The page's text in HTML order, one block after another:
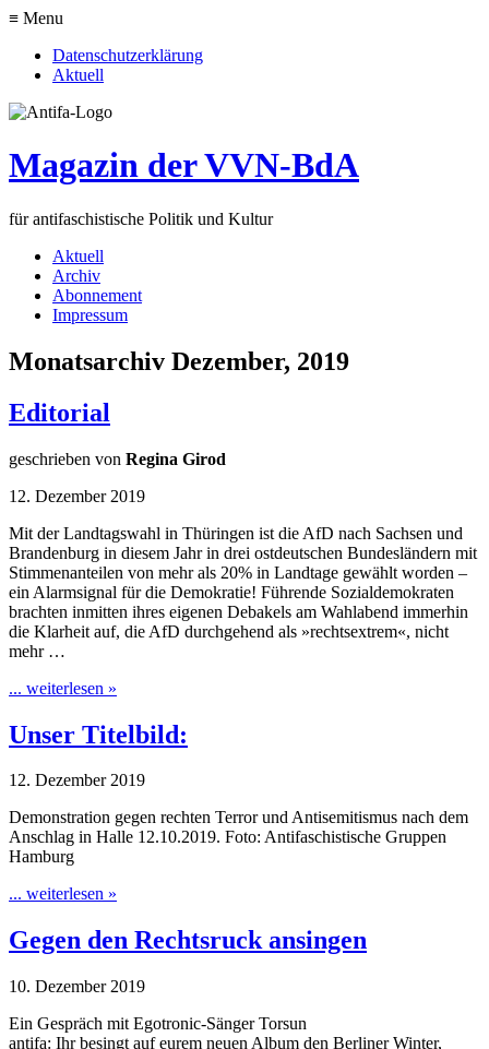
≡ Menu
Datenschutzerklärung
Aktuell
Magazin der VVN-BdA
für antifaschistische Politik und Kultur
Aktuell
Archiv
Abonnement
Impressum
Monatsarchiv Dezember, 2019
Editorial
geschrieben von Regina Girod
12. Dezember 2019
Mit der Landtagswahl in Thüringen ist die AfD nach Sachsen und
Brandenburg in diesem Jahr in drei ostdeutschen Bundesländern mit
Stimmenanteilen von mehr als 20% in Landtage gewählt worden –
ein Alarmsignal für die Demokratie! Führende Sozialdemokraten
brachten inmitten ihres eigenen Debakels am Wahlabend immerhin
die Klarheit auf, die AfD durchgehend als »rechtsextrem«, nicht
mehr …
... weiterlesen »
Unser Titelbild:
12. Dezember 2019
Demonstration gegen rechten Terror und Antisemitismus nach dem
Anschlag in Halle 12.10.2019. Foto: Antifaschistische Gruppen
Hamburg
... weiterlesen »
Gegen den Rechtsruck ansingen
10. Dezember 2019
Ein Gespräch mit Egotronic-Sänger Torsun
antifa: Ihr besingt auf eurem neuen Album den Berliner Winter,